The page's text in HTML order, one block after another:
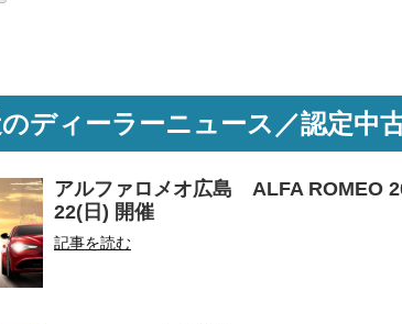
ディーラーニュース／認定中
アルファロメオ広島 ALFA ROMEO
22(日) 開催
記事を読む